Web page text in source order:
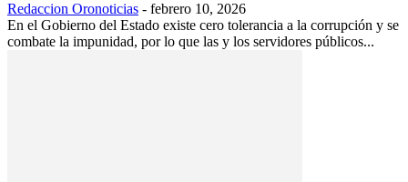
Redaccion Oronoticias - febrero 10, 2026
En el Gobierno del Estado existe cero tolerancia a la corrupción y se
combate la impunidad, por lo que las y los servidores públicos...